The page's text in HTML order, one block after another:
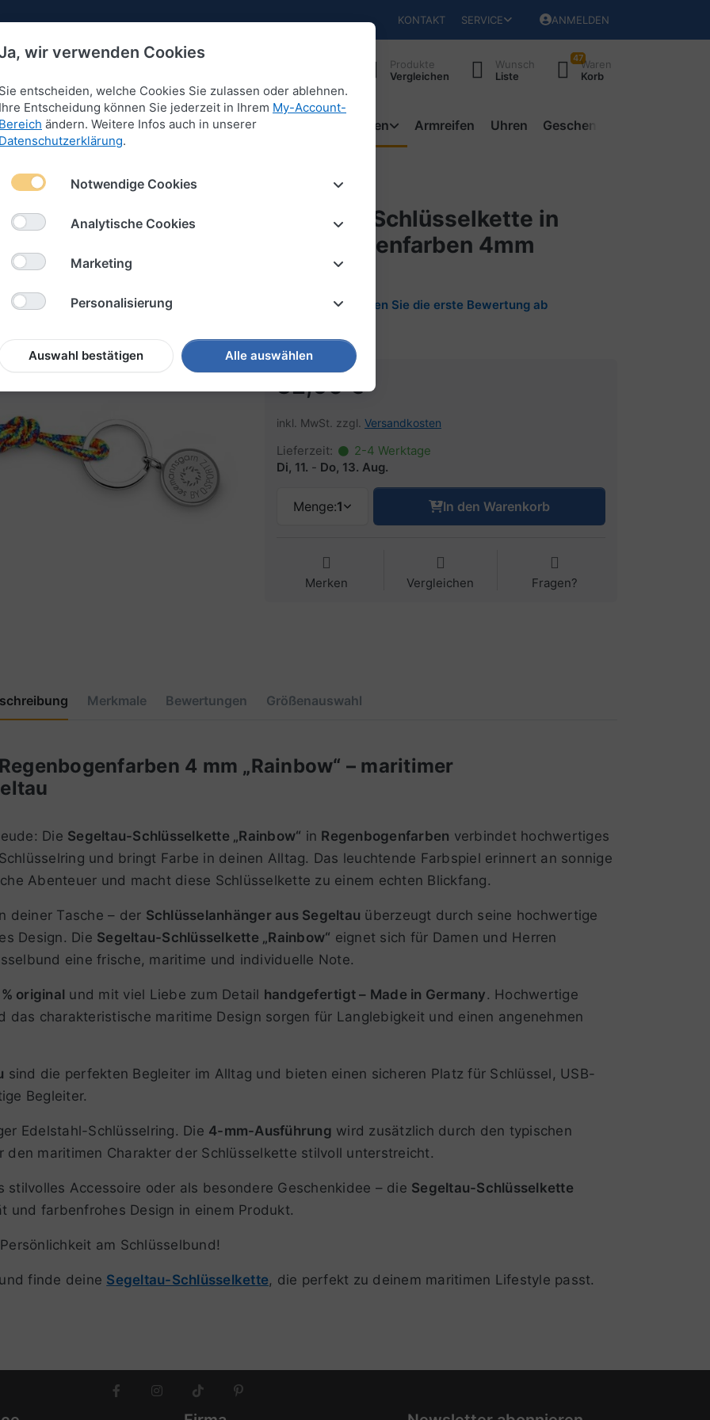
KONTAKT SERVICE ANMELDEN
Produkte
Vergleichen
Wunsch
Liste
47Waren
Korb
Armbänder Anhänger für Armbänder Schlüsselketten Armreifen Uhren Geschenke
4mm "Rainbow"
Segeltau-Schlüsselkette in
Regenbogenfarben 4mm
"Rainbow"
Geben Sie die erste Bewertung ab
Art.-Nr. 2444069
32,90 €
inkl. MwSt. zzgl. Versandkosten
Lieferzeit:
2-4 Werktage
Di, 11. - Do, 13. Aug.
Menge:1 In den Warenkorb
Merken Vergleichen Fragen?
Merkmale Bewertungen Größenauswahl
4 mm „Rainbow“ – maritimer
Die Segeltau-Schlüsselkette „Rainbow“ in Regenbogenfarben verbindet hochwertiges
und bringt Farbe in deinen Alltag. Das leuchtende Farbspiel erinnert an sonnige
Abenteuer und macht diese Schlüsselkette zu einem echten Blickfang.
deiner Tasche – der Schlüsselanhänger aus Segeltau überzeugt durch seine hochwertige
Design. Die Segeltau-Schlüsselkette „Rainbow“ eignet sich für Damen und Herren
eine frische, maritime und individuelle Note.
original und mit viel Liebe zum Detail handgefertigt – Made in Germany. Hochwertige
charakteristische maritime Design sorgen für Langlebigkeit und einen angenehmen
sind die perfekten Begleiter im Alltag und bieten einen sicheren Platz für Schlüssel, USB-
Begleiter.
Edelstahl-Schlüsselring. Die 4-mm-Ausführung wird zusätzlich durch den typischen
maritimen Charakter der Schlüsselkette stilvoll unterstreicht.
stilvolles Accessoire oder als besondere Geschenkidee – die Segeltau-Schlüsselkette
und farbenfrohes Design in einem Produkt.
am Schlüsselbund!
finde deine Segeltau-Schlüsselkette, die perfekt zu deinem maritimen Lifestyle passt.
wir verwenden Cookies
entscheiden, welche Cookies Sie zulassen oder ablehnen.
Entscheidung können Sie jederzeit in Ihrem My-Account-
ändern. Weitere Infos auch in unserer
.
Notwendige Cookies
Analytische Cookies
Marketing
Personalisierung
Auswahl bestätigen Alle auswählen